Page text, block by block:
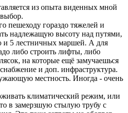
из опыта виденных мной
пешеходу гораздо тяжелей и
надлежащую высоту над путями,
и 5 лестничных маршей. А для
либо строить лифты, либо
на которые ещё замучаешься
и доп. инфраструктура.
местность. Иногда - очень
климатический режим, или
в замерзшую стылую трубу с